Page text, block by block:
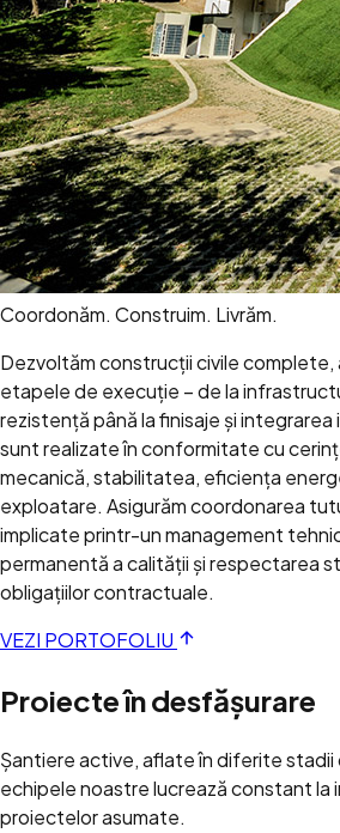
Coordonăm. Construim. Livrăm.
Dezvoltăm construcții civile
etapele de execuție – de la
rezistență până la finisaje și integrarea
sunt realizate în conformitate cu
mecanică, stabilitatea, eficiența
exploatare. Asigurăm coordonarea
implicate printr-un management
permanentă a calității și respectarea
obligațiilor contractuale.
VEZI PORTOFOLIU
Proiecte în desfășurare
Șantiere active, aflate în diferite
echipele noastre lucrează constant la
proiectelor asumate.